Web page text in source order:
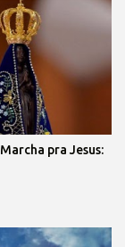
pra Jesus: